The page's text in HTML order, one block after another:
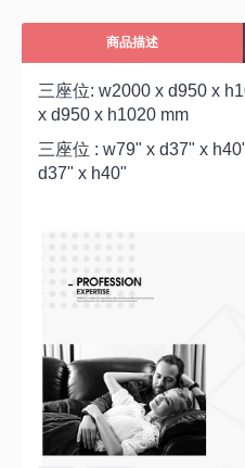
商品描述
三座位: w2000 x d950 x
x d950 x h1020 mm
三座位 : w79" x d37"
d37" x h40"